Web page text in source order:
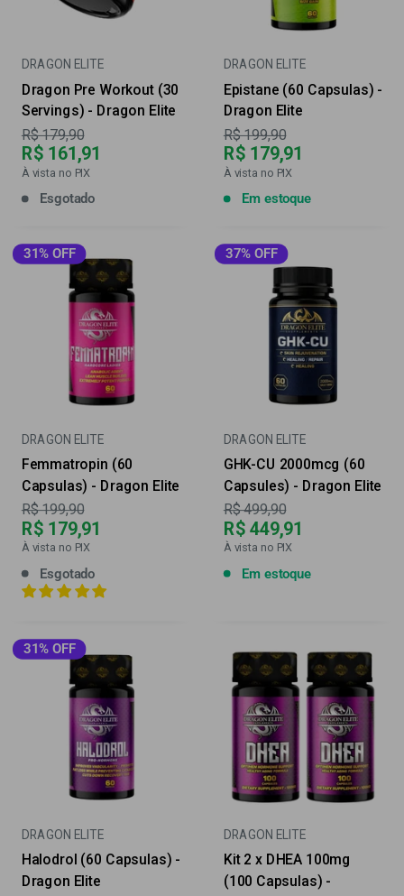
DRAGON ELITE
Dragon Pre Workout (30
Servings) - Dragon Elite
Preço
R$ 179,90
R$ 161,91
À vista no PIX
Esgotado
DRAGON ELITE
Epistane (60 Capsulas) -
Dragon Elite
Preço
R$ 199,90
R$ 179,91
À vista no PIX
Em estoque
31% OFF
DRAGON ELITE
Femmatropin (60
Capsulas) - Dragon Elite
Preço
R$ 199,90
R$ 179,91
À vista no PIX
Esgotado
37% OFF
DRAGON ELITE
GHK-CU 2000mcg (60
Capsules) - Dragon Elite
Preço
R$ 499,90
R$ 449,91
À vista no PIX
Em estoque
31% OFF
DRAGON ELITE
Halodrol (60 Capsulas) -
Dragon Elite
DRAGON ELITE
Kit 2 x DHEA 100mg
(100 Capsulas) -